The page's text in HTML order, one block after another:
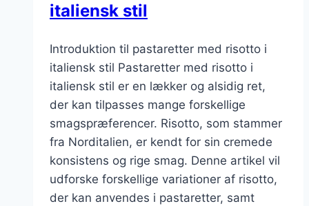
italiensk stil
Introduktion til pastaretter med risotto i
italiensk stil Pastaretter med risotto i
italiensk stil er en lækker og alsidig ret,
der kan tilpasses mange forskellige
smagspræferencer. Risotto, som stammer
fra Norditalien, er kendt for sin cremede
konsistens og rige smag. Denne artikel vil
udforske forskellige variationer af risotto,
der kan anvendes i pastaretter, samt